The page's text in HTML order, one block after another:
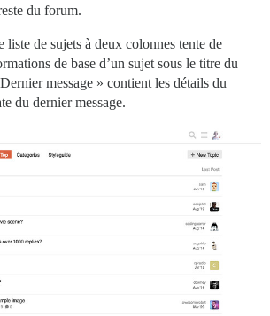
du forum.
liste de sujets à deux colonnes tente de
de base d’un sujet sous le titre du
message » contient les détails du
du dernier message.